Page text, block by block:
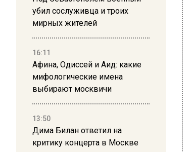
убил сослуживца и троих
мирных жителей
16:11
Афина, Одиссей и Аид: какие
мифологические имена
выбирают москвичи
13:50
Дима Билан ответил на
критику концерта в Москве